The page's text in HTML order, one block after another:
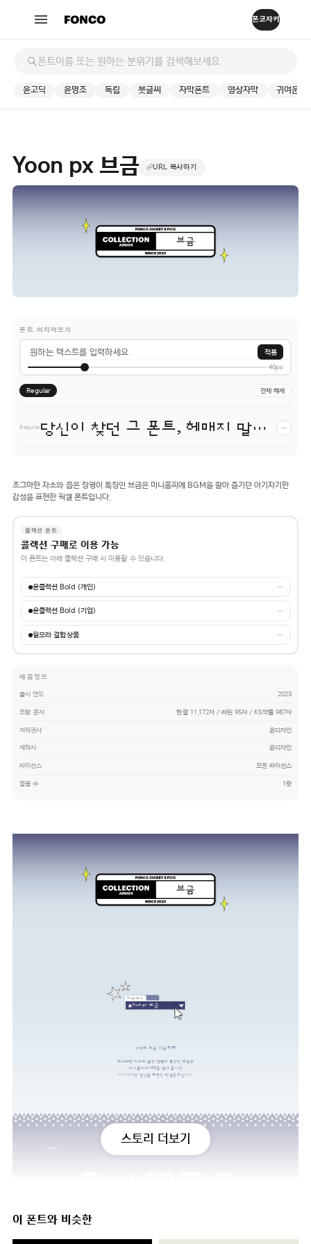
윤고딕 윤명조 독립 붓글씨 자막폰트 영상자막 귀여운
Yoon px 브금 URL 복사하기
폰트 미리써보기
적용
40px
Regular 전체 해제
Regular 당신이 찾던 그 폰트, 헤매지 말고 바로 폰코! −
조그마한 자소와 좁은 장평이 특징인 브금은 미니홈피에 BGM을 깔아 즐기던 아기자기한
감성을 표현한 픽셀 폰트입니다.
콜렉션 폰트
콜렉션 구매로 이용 가능
이 폰트는 아래 콜렉션 구매 시 이용할 수 있습니다.
윤콜렉션 Bold (개인) →
윤콜렉션 Bold (기업) →
필모라 결합상품 →
제품정보
출시 연도 2023
포함 문자 한글 11,172자 / 라틴 95자 / KS약물 987자
저작권사 윤디자인
제작사 윤디자인
라이선스 모든 라이선스
글꼴 수 1종
스토리 더보기
이 폰트와 비슷한